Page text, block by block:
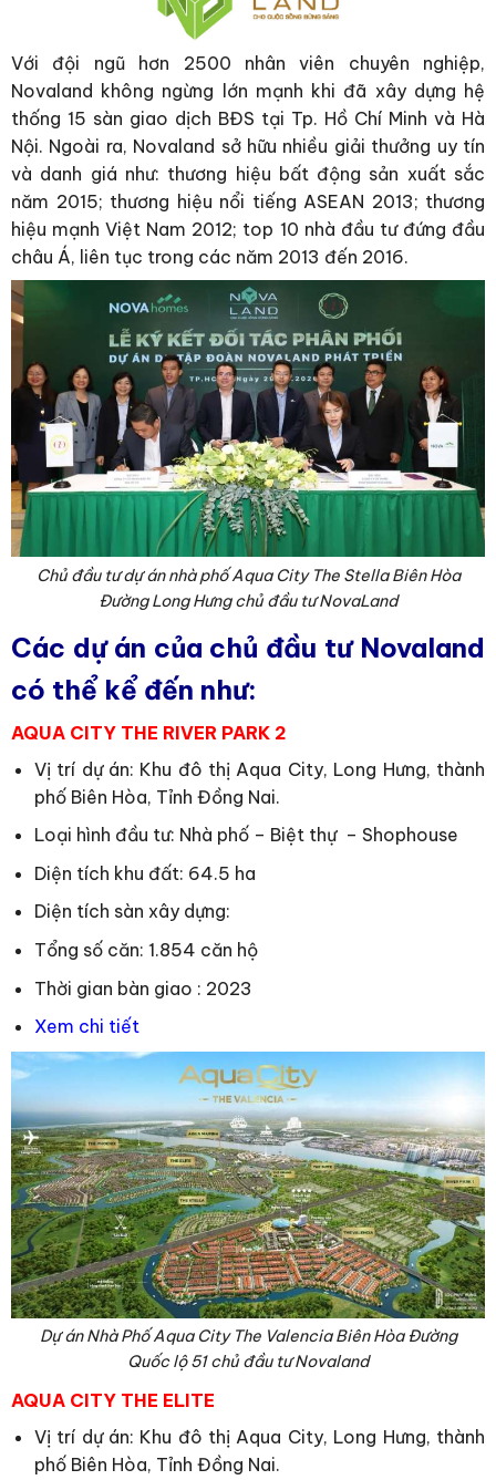
Với đội ngũ hơn 2500 nhân viên chuyên nghiệp,
Novaland không ngừng lớn mạnh khi đã xây dựng hệ
thống 15 sàn giao dịch BĐS tại Tp. Hồ Chí Minh và Hà
Nội. Ngoài ra, Novaland sở hữu nhiều giải thưởng uy tín
và danh giá như: thương hiệu bất động sản xuất sắc
năm 2015; thương hiệu nổi tiếng ASEAN 2013; thương
hiệu mạnh Việt Nam 2012; top 10 nhà đầu tư đứng đầu
châu Á, liên tục trong các năm 2013 đến 2016.
Chủ đầu tư dự án nhà phố Aqua City The Stella Biên Hòa
Đường Long Hưng chủ đầu tư NovaLand
Các dự án của chủ đầu tư Novaland
có thể kể đến như:
AQUA CITY THE RIVER PARK 2
Vị trí dự án: Khu đô thị Aqua City, Long Hưng, thành
phố Biên Hòa, Tỉnh Đồng Nai.
Loại hình đầu tư: Nhà phố – Biệt thự – Shophouse
Diện tích khu đất: 64.5 ha
Diện tích sàn xây dựng:
Tổng số căn: 1.854 căn hộ
Thời gian bàn giao : 2023
Xem chi tiết
Dự án Nhà Phố Aqua City The Valencia Biên Hòa Đường
Quốc lộ 51 chủ đầu tư Novaland
AQUA CITY THE ELITE
Vị trí dự án: Khu đô thị Aqua City, Long Hưng, thành
phố Biên Hòa, Tỉnh Đồng Nai.